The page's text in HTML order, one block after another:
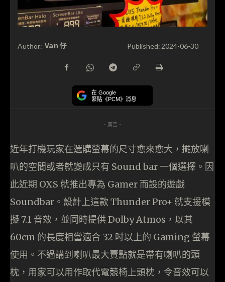
Author: Van 仔 Published: 2024-06-30
在 Google
緊貼《PCM》消息
- 廣告 -
近年打機玩家在選購螢幕的尺寸愈來愈大，擺放喇
叭的空間或者就變成只有 Sound bar 一個選擇。因
此近期 OXS 就推出專為 Gamer 而設的遊戲
Soundbar。設計上這款 Thunder Pro+ 就支援模
擬 7.1 音效，並同時提供 Dolby Atmos，以其
60cm 的長度相當適合 32 吋以上的 Gaming 螢幕
使用。不過講到喇叭最大賣點就是帶有喇叭的頭
枕，用家可以用作取代電競椅上頭枕，令音效可以